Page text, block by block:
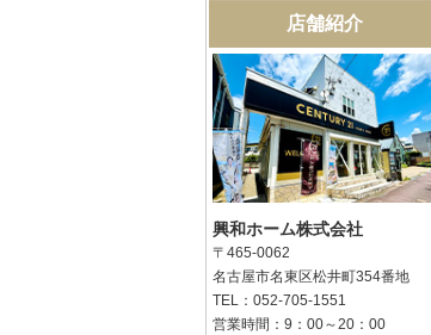
店舗紹介
興和ホーム株式会社
〒465-0062
名古屋市名東区松井町354番地
TEL：052-705-1551
営業時間：9：00～20：00